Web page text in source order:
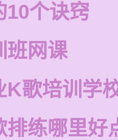
10个诀窍
班网课
K歌培训学
排练哪里好